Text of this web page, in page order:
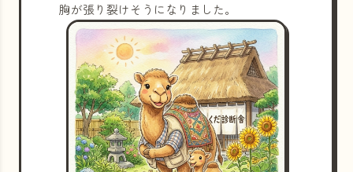
胸が張り裂けそうになりました。